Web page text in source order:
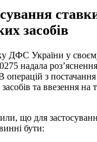
засобів
ДФС України у
надала
з постачання
та ввезення на
що для
бути: